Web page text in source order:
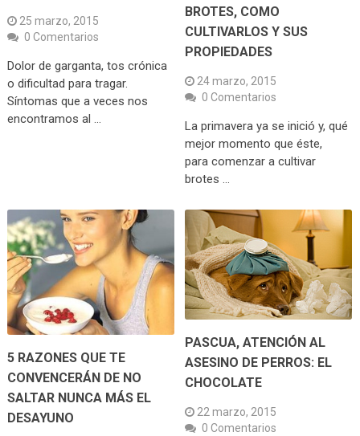
25 marzo, 2015
0 Comentarios
Dolor de garganta, tos crónica
o dificultad para tragar.
Síntomas que a veces nos
encontramos al …
BROTES, COMO
CULTIVARLOS Y SUS
PROPIEDADES
24 marzo, 2015
0 Comentarios
La primavera ya se inició y, qué
mejor momento que éste,
para comenzar a cultivar
brotes …
5 RAZONES QUE TE
CONVENCERÁN DE NO
SALTAR NUNCA MÁS EL
DESAYUNO
PASCUA, ATENCIÓN AL
ASESINO DE PERROS: EL
CHOCOLATE
22 marzo, 2015
0 Comentarios